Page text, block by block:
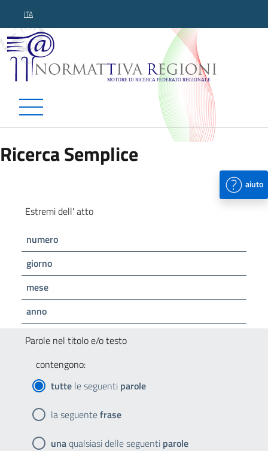
ITA
Normattiva Regioni -
Ricerca Semplice
aiuto
Estremi dell' atto
numero
giorno
mese
anno
Parole nel titolo e/o testo
contengono:
tutte le seguenti parole
la seguentefrase
unaqualsiasi delle seguenti parole